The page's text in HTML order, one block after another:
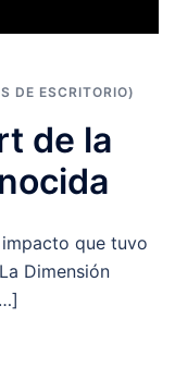
DE ESCRITORIO)
de la
que tuvo
Dimensión